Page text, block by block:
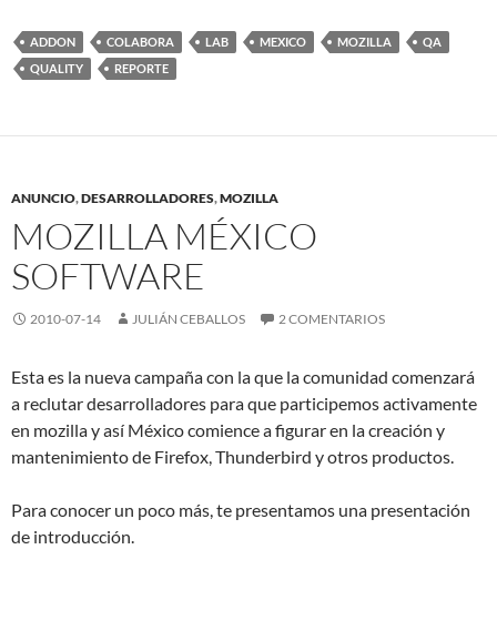
ADDON COLABORA LAB MEXICO MOZILLA
QA
QUALITY
REPORTE
ANUNCIO,DESARROLLADORES,MOZILLA
MOZILLA MÉXICO
SOFTWARE
2010-07-14 JULIÁN CEBALLOS 2 COMENTARIOS
Esta es la nueva campaña con la que la comunidad comenzará
a reclutar desarrolladores para que participemos activamente
en mozilla y así México comience a figurar en la creación y
mantenimiento de Firefox, Thunderbird y otros productos.
Para conocer un poco más, te presentamos una presentación
de introducción.